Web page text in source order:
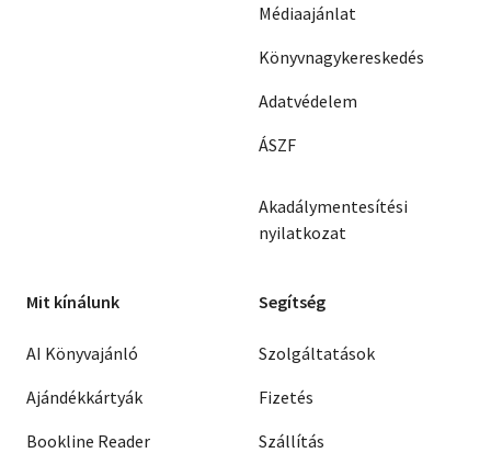
Médiaajánlat
Könyvnagykereskedés
Adatvédelem
ÁSZF
Akadálymentesítési
nyilatkozat
Mit kínálunk
AI Könyvajánló
Ajándékkártyák
Bookline Reader
Segítség
Szolgáltatások
Fizetés
Szállítás